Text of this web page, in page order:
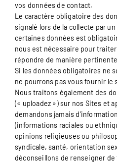
vos données de contact.
Le caractère obligatoire des
signalé lors de la collecte par
certaines données est
nous est nécessaire pour
répondre de manière
Si les données obligatoires ne
ne pourrons pas vous fournir le
Nous traitons également des
(« uploadez ») sur nos Sites et
demandons jamais
(informations raciales ou
opinions religieuses ou
syndicale, santé, orientation
déconseillons de renseigner